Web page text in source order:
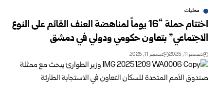
محليات
اختتام حملة “16 يوماً لمناهضة العنف القائم على النوع
الاجتماعي” بتعاون حكومي ودولي في دمشق
ديسمبر 11, 2025 ديسمبر 11, 2025